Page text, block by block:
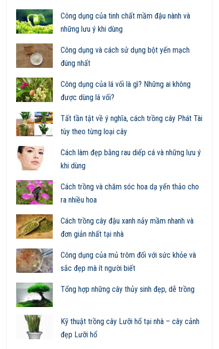
Công dụng của tinh chất mầm đậu nành và
những lưu ý khi dùng
Công dụng và cách sử dụng bột yến mạch
đúng nhất
Công dụng của lá vối là gì? Những ai không
được dùng lá vối?
Tất tần tật về ý nghĩa, cách trồng cây Phát Tài
tùy theo từng loại cây
Cách làm đẹp bằng rau diếp cá và những lưu ý
khi dùng
Cách trồng và chăm sóc hoa dạ yến thảo cho
ra nhiều hoa
Cách trồng cây đậu xanh nảy mầm nhanh và
đơn giản nhất tại nhà
Công dụng của mủ trôm đối với sức khỏe và
sắc đẹp mà ít người biết
Tổng hợp những cây thủy sinh đẹp, dễ trồng
Kỹ thuật trồng cây Lưỡi hổ tại nhà – cây cảnh
đẹp Lưỡi hổ